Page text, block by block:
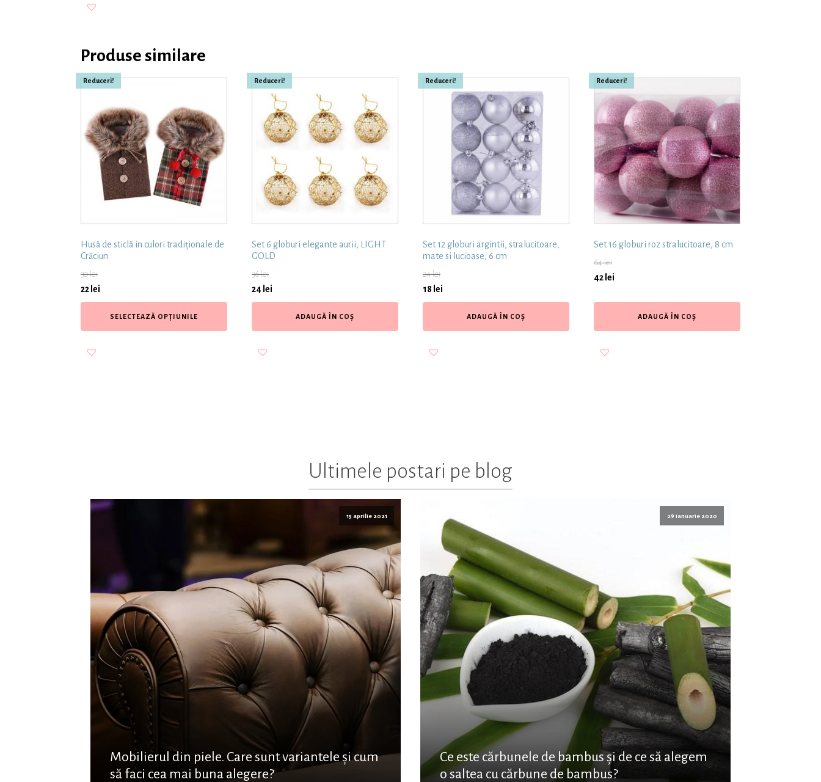
Produse similare
Reduceri!
Husă de sticlă in culori tradiționale de
Crăciun
30lei
22 lei
SELECTEAZĂ OPȚIUNILE
Reduceri!
Set 6 globuri elegante aurii, LIGHT
GOLD
36lei
24 lei
ADAUGĂ ÎN COȘ
Reduceri!
Set 12 globuri argintii, stralucitoare,
mate si lucioase, 6 cm
24lei
18 lei
ADAUGĂ ÎN COȘ
Reduceri!
Set 16 globuri roz stralucitoare, 8 cm
64lei
42 lei
ADAUGĂ ÎN COȘ
Ultimele postari pe blog
15 aprilie 2021
Mobilierul din piele. Care sunt variantele și cum
să faci cea mai buna alegere?
29 ianuarie 2020
Ce este cărbunele de bambus și de ce să alegem
o saltea cu cărbune de bambus?